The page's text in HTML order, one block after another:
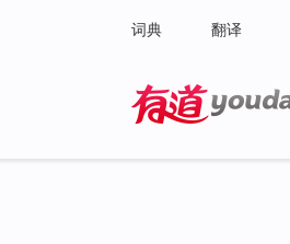
词典 翻译